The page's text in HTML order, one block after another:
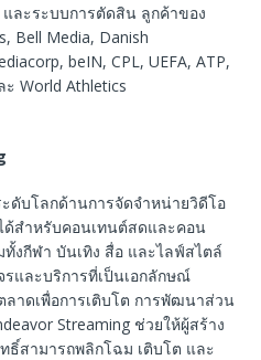
ละระบบการตัดสิน ลูกค้าของ
Bell Media, Danish
beIN, CPL, UEFA, ATP,
World Athletics
ดับโลกด้านการจัดจำหน่ายวิดีโอ
ด้สำหรับคอนเทนต์สดและคอน
งกีฬา บันเทิง สื่อ และไลฟ์สไตล์
และบริการที่เป็นเอกลักษณ์
าดเพื่อการเติบโต การพัฒนาส่วน
Streaming ช่วยให้ผู้สร้าง
สามารถพลิกโฉม เติบโต และ